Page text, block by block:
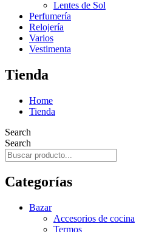
Lentes de Sol
Perfumería
Relojería
Varios
Vestimenta
Tienda
Home
Tienda
Search
Search
Categorías
Bazar
Accesorios de cocina
Termos